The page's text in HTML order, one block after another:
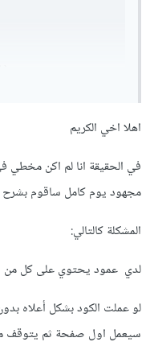
اهلا اخي الكريم
في الحقيقة انا لم اكن مخطي
مجهود يوم كامل ساقوم بشرح
المشكلة كالتالي:
لدي عمود يحتوي على كل من
سيعمل اول صفحة ثم يتوقف